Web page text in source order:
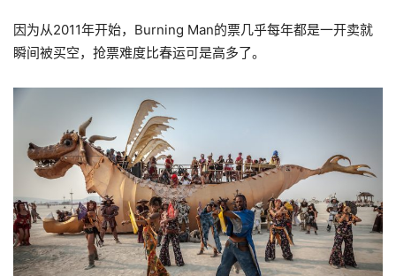
因为从2011年开始，Burning Man的票几乎每年都是一开卖就
瞬间被买空，抢票难度比春运可是高多了。